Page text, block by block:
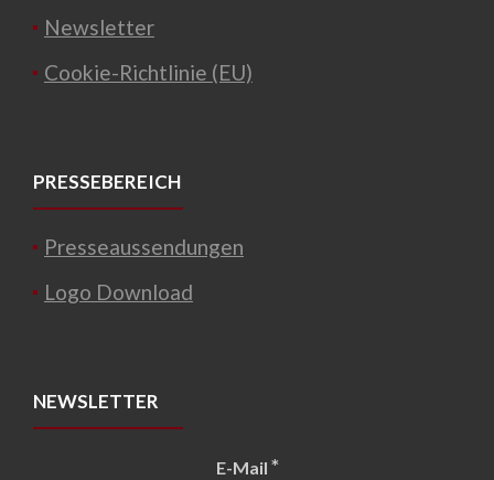
Newsletter
Cookie-Richtlinie (EU)
PRESSEBEREICH
Presseaussendungen
Logo Download
NEWSLETTER
E-Mail *